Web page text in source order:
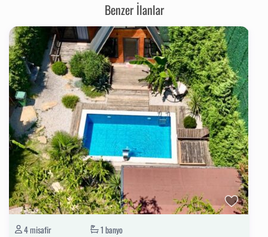
🍔🥤 PAKET SERVİSİ SEÇENEĞİ KULLANILABİLİR.
📍 ŞEHİR MERKEZİNE 4 KM,
🕤 GİRİŞ SAATLERİMİZ: 14:00
🕤 ÇIKIŞ SAATLERİMİZ: 11:00
✨ SICAK HAVUZLARIMIZ KIŞIN AKTİF OLMAKTADIR.
Benzer İlanlar
4 misafir 1 banyo